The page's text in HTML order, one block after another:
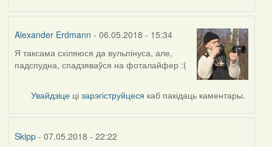
Alexander Erdmann - 06.05.2018 - 15:34
In
reply
Я таксама схіляюся да вульпінуса, але,
падспудна, спадзяваўся на фоталайфер :(
Увайдзіце цізарэгіструйцеся каб пакідаць каментары.
Skipp- 07.05.2018 - 22:22